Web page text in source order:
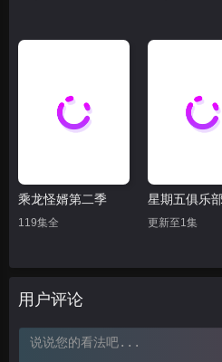
乘龙怪婿第二季
119集全 更新至1集
用户评论